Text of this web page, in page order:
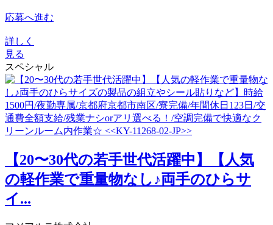
応募へ進む
詳しく
見る
スペシャル
【20〜30代の若手世代活躍中】【人気
の軽作業で重量物なし♪両手のひらサ
イ...